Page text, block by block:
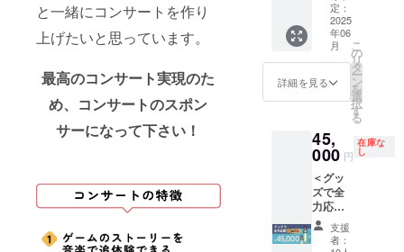
と一緒にコンサートを作り
上げたいと思っています。
最高のコンサート実現のた
め、コンサートのスポン
サーになって下さい！
も可能
です。
・法人
名も可
能で
す。 ・
名前は
使用禁
止で
す。 ・
その
他、問
題があ
ると判
付時期
が変動
する可
能性が
す。そ
の際は
事前に
ご連絡
します
が、何
卒ご容
赦くだ
さい。
◆ お届
ます。
性があ
りま
す。そ
の際は
活動報
告にて
が、何
卒ご容
さい。
◆ お届
け方
法： ・
CAMPF
（デジ
タル）
[５] 8bit
チップ
チュー
ンアレ
ル・サ
ウンド
トラッ
ク DL
カード
（４
種）
[７] オ
入り
アート
カード
[４] オ
ルゴー
ルアレ
ンジフ
ルアル
（デジ
タル）
[５] 8bit
チップ
チュー
ンアレ
ンジCD
[６] オ
定：
2025
年06
月
詳細を見る
こ
の
リ
タ
ー
ン
を
選
択
す
る
45,
000 円
在庫な
し
＜グッ
ズで全
力応援B
＞ ◆ 内
容物：
支援
者：